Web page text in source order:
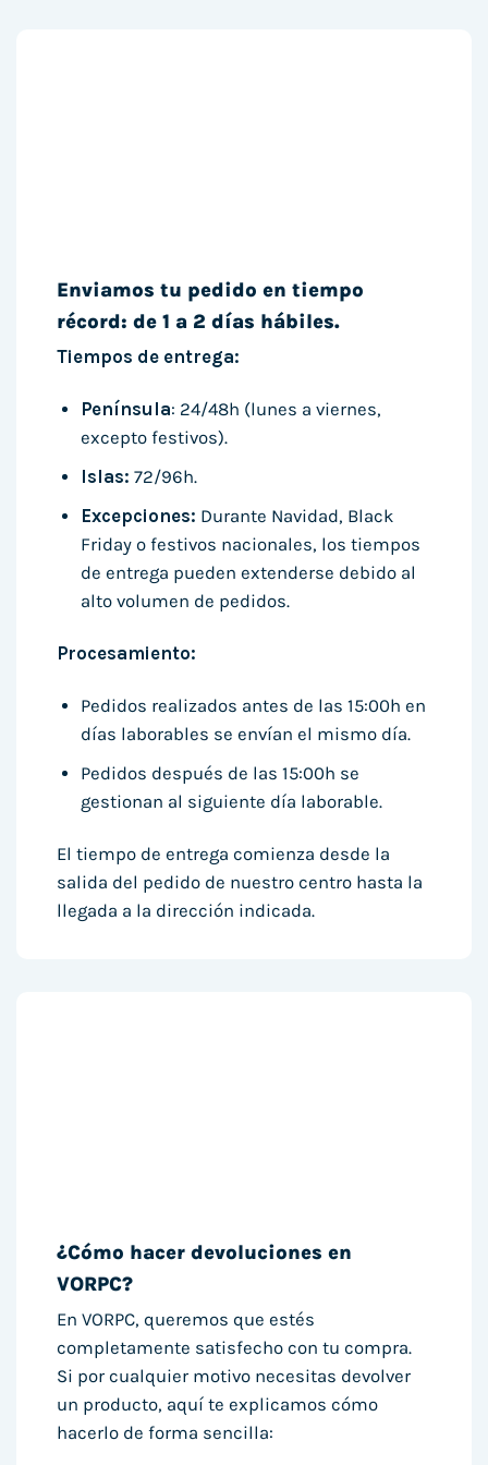
Enviamos tu pedido en tiempo
récord: de 1 a 2 días hábiles.
Tiempos de entrega:
Península: 24/48h (lunes a viernes,
excepto festivos).
Islas: 72/96h.
Excepciones: Durante Navidad, Black
Friday o festivos nacionales, los tiempos
de entrega pueden extenderse debido al
alto volumen de pedidos.
Procesamiento:
Pedidos realizados antes de las 15:00h en
días laborables se envían el mismo día.
Pedidos después de las 15:00h se
gestionan al siguiente día laborable.
El tiempo de entrega comienza desde la
salida del pedido de nuestro centro hasta la
llegada a la dirección indicada.
¿Cómo hacer devoluciones en
VORPC?
En VORPC, queremos que estés
completamente satisfecho con tu compra.
Si por cualquier motivo necesitas devolver
un producto, aquí te explicamos cómo
hacerlo de forma sencilla: